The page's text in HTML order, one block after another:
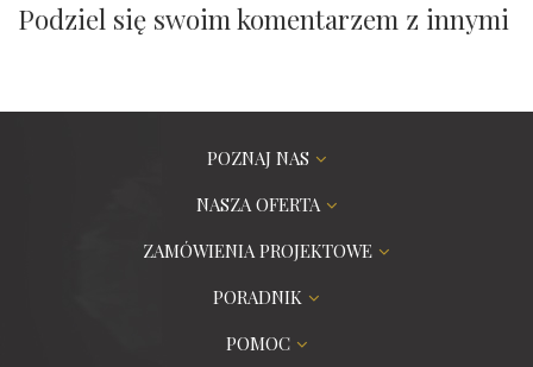
Podziel się swoim komentarzem z innymi
POZNAJ NAS
NASZA OFERTA
ZAMÓWIENIA PROJEKTOWE
PORADNIK
POMOC